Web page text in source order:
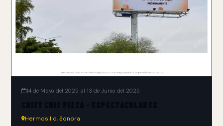
14 de Mayo del 2025 al 13 de Junio del 2025
Hermosillo, Sonora